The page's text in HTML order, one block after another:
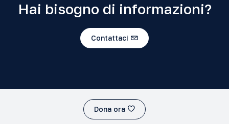
Hai bisogno di informazioni?
Contattaci
Dona ora